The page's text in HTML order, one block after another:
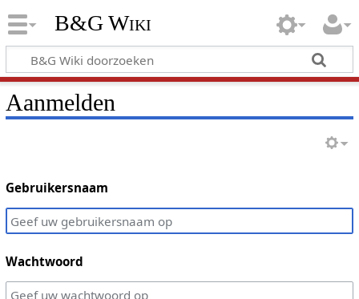
B&G Wiki
Aanmelden
Gebruikersnaam
Wachtwoord